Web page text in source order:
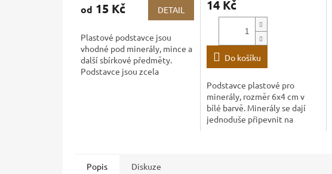
od 15 Kč DETAIL
Plastové podstavce jsou
vhodné pod minerály, mince a
další sbírkové předměty.
Podstavce jsou zcela
14 Kč
Do košíku
Podstavce plastové pro
minerály, rozměr 6x4 cm v
bílé barvě. Minerály se dají
jednoduše připevnit na
Popis Diskuze